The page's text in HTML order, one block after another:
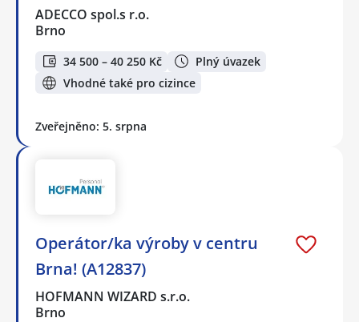
ADECCO spol.s r.o.
Brno
34 500 – 40 250 Kč
Plný úvazek
Vhodné také pro cizince
Zveřejněno: 5. srpna
Operátor/ka výroby v centru
Brna! (A12837)
HOFMANN WIZARD s.r.o.
Brno